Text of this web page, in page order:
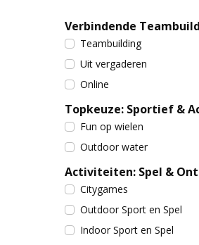
Verbindende
Teambuilding
Uit vergaderen
Online
Topkeuze: Sportief &
Fun op wielen
Outdoor water
Activiteiten: Spel &
Citygames
Outdoor Sport en Spel
Indoor Sport en Spel